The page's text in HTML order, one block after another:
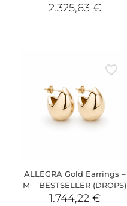
2.325,63 €
ALLEGRA Gold Earrings –
M – BESTSELLER (DROPS)
1.744,22 €